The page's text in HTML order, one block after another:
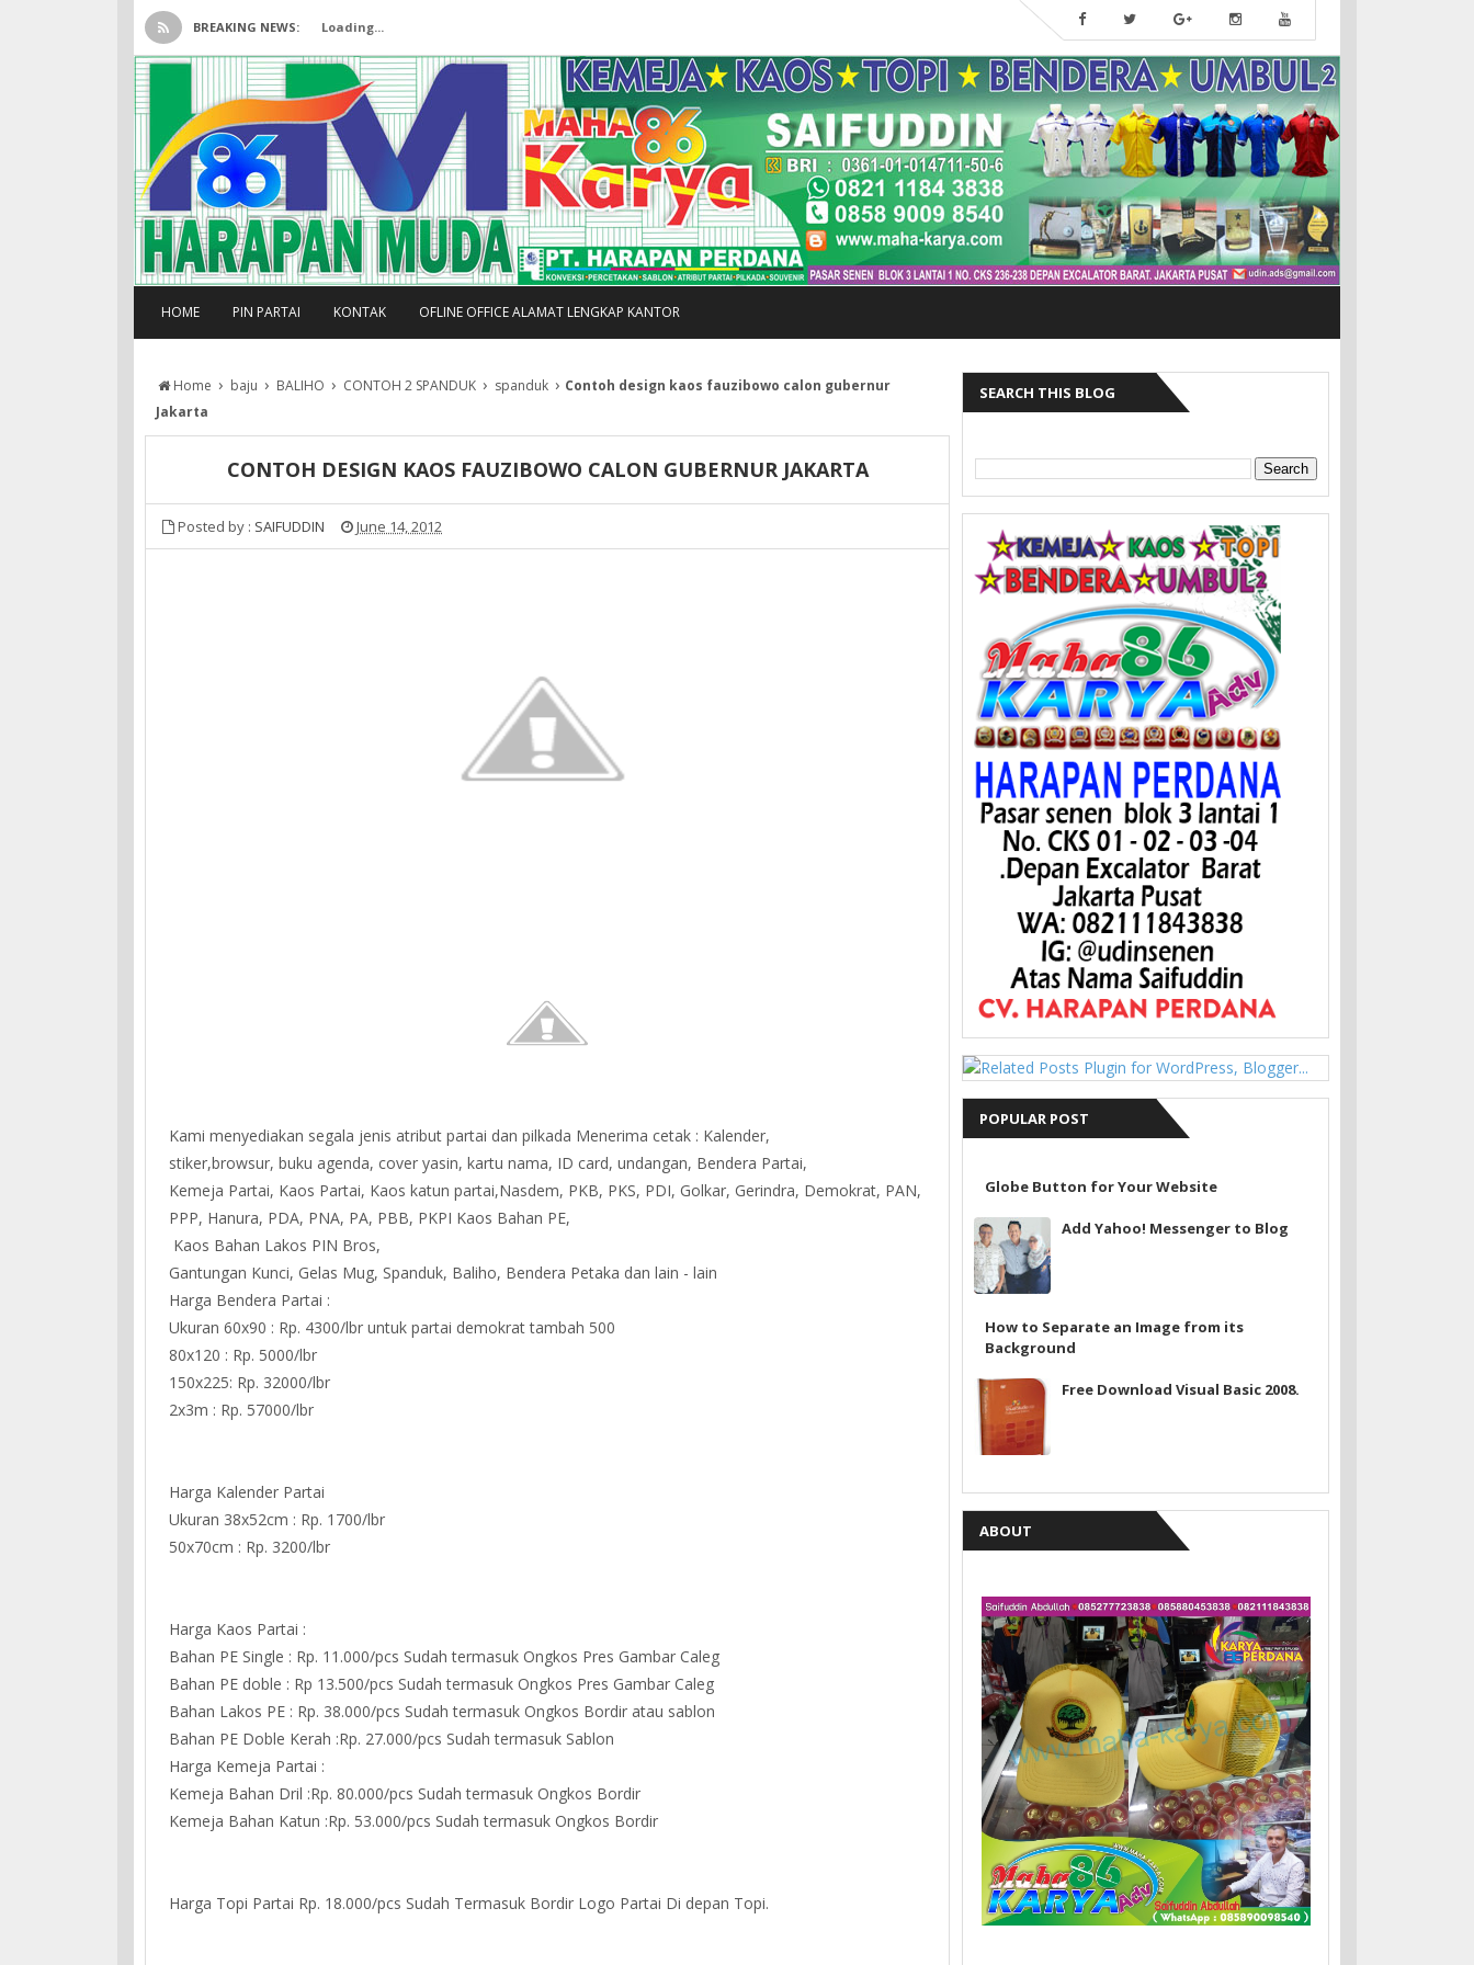
BREAKING NEWS: Loading...
HOME PIN PARTAI KONTAK OFLINE OFFICE ALAMAT LENGKAP KANTOR
Home › baju › BALIHO › CONTOH 2 SPANDUK › spanduk › Contoh design kaos fauzibowo calon gubernur
Jakarta
CONTOH DESIGN KAOS FAUZIBOWO CALON GUBERNUR JAKARTA
Posted by : SAIFUDDIN June 14, 2012
Kami menyediakan segala jenis atribut partai dan pilkada Menerima cetak : Kalender,
stiker,browsur, buku agenda, cover yasin, kartu nama, ID card, undangan, Bendera Partai,
Kemeja Partai, Kaos Partai, Kaos katun partai,Nasdem, PKB, PKS, PDI, Golkar, Gerindra, Demokrat, PAN,
PPP, Hanura, PDA, PNA, PA, PBB, PKPI Kaos Bahan PE,
Kaos Bahan Lakos PIN Bros,
Gantungan Kunci, Gelas Mug, Spanduk, Baliho, Bendera Petaka dan lain - lain
Harga Bendera Partai :
Ukuran 60x90 : Rp. 4300/lbr untuk partai demokrat tambah 500
80x120 : Rp. 5000/lbr
150x225: Rp. 32000/lbr
2x3m : Rp. 57000/lbr
Harga Kalender Partai
Ukuran 38x52cm : Rp. 1700/lbr
50x70cm : Rp. 3200/lbr
Harga Kaos Partai :
Bahan PE Single : Rp. 11.000/pcs Sudah termasuk Ongkos Pres Gambar Caleg
Bahan PE doble : Rp 13.500/pcs Sudah termasuk Ongkos Pres Gambar Caleg
Bahan Lakos PE : Rp. 38.000/pcs Sudah termasuk Ongkos Bordir atau sablon
Bahan PE Doble Kerah :Rp. 27.000/pcs Sudah termasuk Sablon
Harga Kemeja Partai :
Kemeja Bahan Dril :Rp. 80.000/pcs Sudah termasuk Ongkos Bordir
Kemeja Bahan Katun :Rp. 53.000/pcs Sudah termasuk Ongkos Bordir
Harga Topi Partai Rp. 18.000/pcs Sudah Termasuk Bordir Logo Partai Di depan Topi.
SEARCH THIS BLOG
POPULAR POST
Globe Button for Your Website
Add Yahoo! Messenger to Blog
How to Separate an Image from its
Background
Free Download Visual Basic 2008.
ABOUT